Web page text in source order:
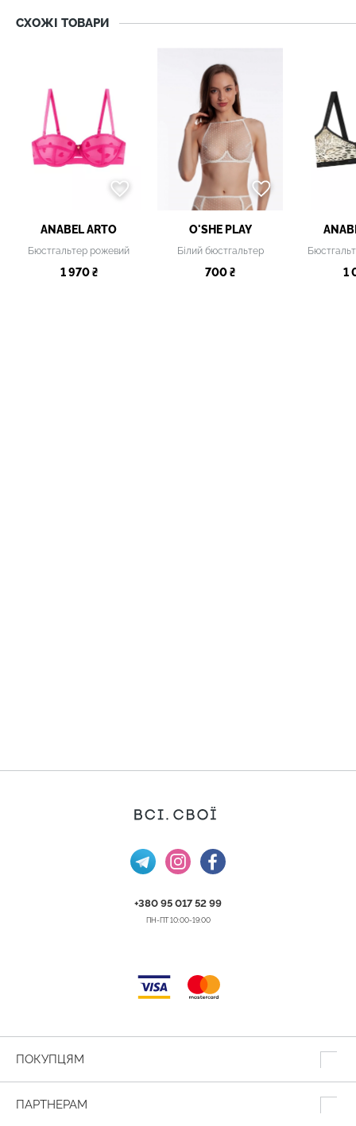
СХОЖІ ТОВАРИ
ANABEL ARTO
Бюстгальтер рожевий
1 970 ₴
O'SHE PLAY
Білий бюстгальтер
700 ₴ 1
+380 95 017 52 99
ПН-ПТ 10:00-19:00
ПОКУПЦЯМ
ПАРТНЕРАМ